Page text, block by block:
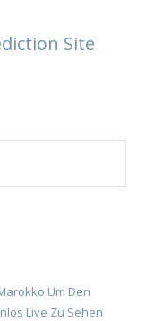
Site
Um Den
Live Zu Sehen